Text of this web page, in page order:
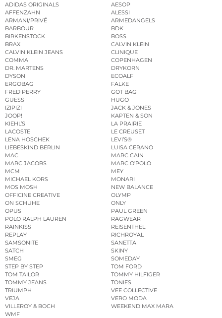
ADIDAS ORIGINALS
AESOP
AFFENZAHN
ALESSI
ARMANI/PRIVÉ
ARMEDANGELS
BARBOUR
BDK
BIRKENSTOCK
BOSS
BRAX
CALVIN KLEIN
CALVIN KLEIN JEANS
CLINIQUE
COMMA
COPENHAGEN
DR. MARTENS
DRYKORN
DYSON
ECOALF
ERGOBAG
FALKE
FRED PERRY
GOT BAG
GUESS
HUGO
IZIPIZI
JACK & JONES
JOOP!
KAPTEN & SON
KIEHL’S
LA PRAIRIE
LACOSTE
LE CREUSET
LENA HOSCHEK
LEVI’S®
LIEBESKIND BERLIN
LUISA CERANO
MAC
MARC CAIN
MARC JACOBS
MARC O’POLO
MCM
MEY
MICHAEL KORS
MONARI
MOS MOSH
NEW BALANCE
OFFICINE CREATIVE
OLYMP
ON SCHUHE
ONLY
OPUS
PAUL GREEN
POLO RALPH LAUREN
RAGWEAR
RAINKISS
REISENTHEL
REPLAY
RICHROYAL
SAMSONITE
SANETTA
SATCH
SKINY
SMEG
SOMEDAY
STEP BY STEP
TOM FORD
TOM TAILOR
TOMMY HILFIGER
TOMMY JEANS
TONIES
TRIUMPH
VEE COLLECTIVE
VEJA
VERO MODA
VILLEROY & BOCH
WEEKEND MAX MARA
WMF